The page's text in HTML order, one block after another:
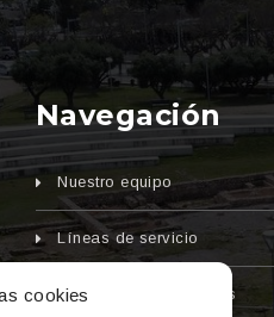
cookies
Navegación
Nuestro equipo
Líneas de servicio
Maquinaria y vehículos